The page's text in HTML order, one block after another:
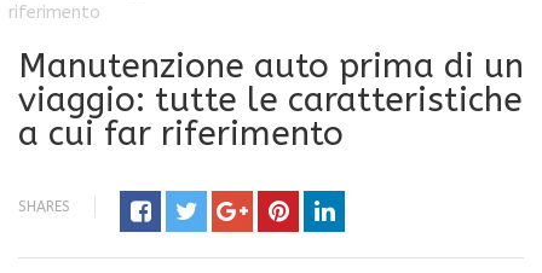
riferimento
Manutenzione auto prima di un
viaggio: tutte le caratteristiche
a cui far riferimento
SHARES